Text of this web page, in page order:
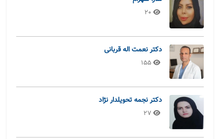
20
دکتر نعمت اله قربانی
155
دکتر نجمه تحویلدار نژاد
27